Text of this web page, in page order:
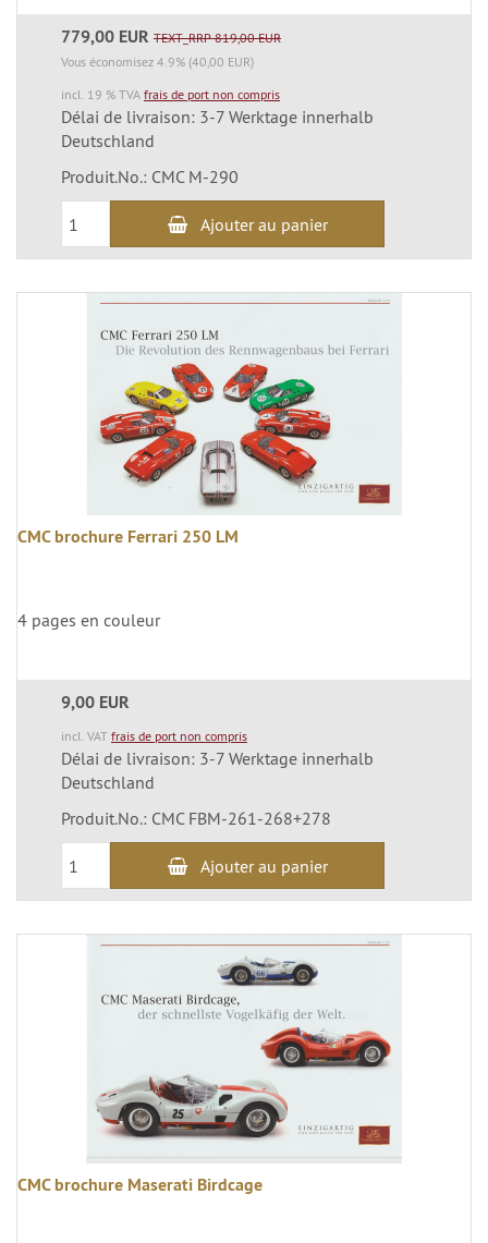
779,00 EUR TEXT_RRP 819,00 EUR
Vous économisez 4.9% (40,00 EUR)
incl. 19 % TVA frais de port non compris
Délai de livraison: 3-7 Werktage innerhalb
Deutschland
Produit.No.: CMC M-290
Ajouter au panier
CMC brochure Ferrari 250 LM
4 pages en couleur
9,00 EUR
incl. VAT frais de port non compris
Délai de livraison: 3-7 Werktage innerhalb
Deutschland
Produit.No.: CMC FBM-261-268+278
Ajouter au panier
CMC brochure Maserati Birdcage